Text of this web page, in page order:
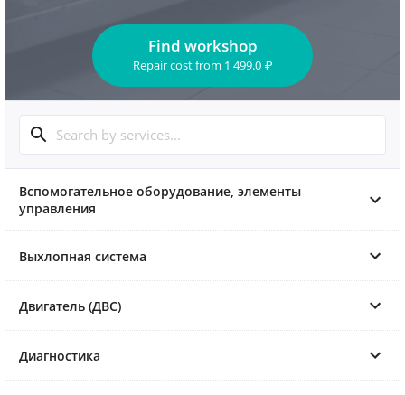
Find workshop
Repair costfrom 1 499.0 ₽
Вспомогательное оборудование, элементы
управления
Выхлопная система
Двигатель (ДВС)
Диагностика